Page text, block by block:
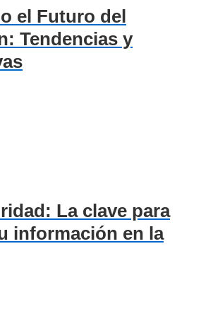
el Futuro del
Tendencias y
La clave para
información en la